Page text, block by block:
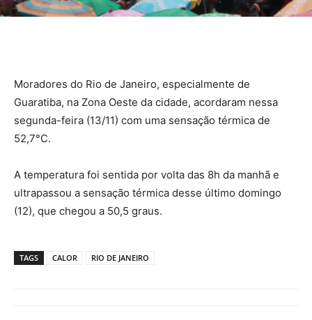
Moradores do Rio de Janeiro, especialmente de
Guaratiba, na Zona Oeste da cidade, acordaram nessa
segunda-feira (13/11) com uma sensação térmica de
52,7°C.
A temperatura foi sentida por volta das 8h da manhã e
ultrapassou a sensação térmica desse último domingo
(12), que chegou a 50,5 graus.
TAGS CALOR RIO DE JANEIRO